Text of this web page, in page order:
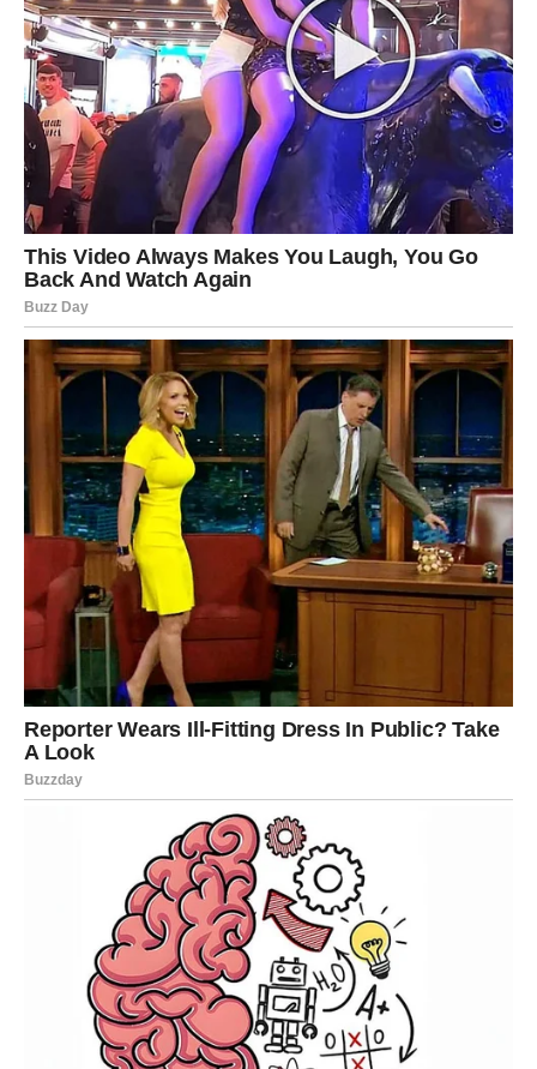
razmišljali o privatnom poslu mogli bi upravo sada
napraviti prvi veliki korak.
Na emotivnom planu dolazi pravo osveženje.
Slobodni Bikovi upoznaju osobu koja ih neće ostaviti
ravnodušnim. Ovo neće biti prolazna simpatija već odnos
koji ima potencijal da traje.
Zauzeti Bikovi rešavaju stare nesporazume. Partner
pokazuje više pažnje, a odnos postaje stabilniji nego
ikada.
Jul vam vraća veru u to da se dobro uvek isplati.
LAV – Sudbina vam sprema
trenutak koji ćete pamtiti
godinama
Lavovi ulaze u jedan od najvažnijih perioda ove godine.
Već dugo osećate da ste spremni za nešto veliko, ali kao
da vas je nešto stalno zaustavljalo. Jul uklanja prepreke
koje su vas sputavale.
Mnogi Lavovi će dobiti priliku o kojoj su dugo maštali.
Može se raditi o novom poslu, velikom projektu, odlasku
na put ili poznanstvu koje menja život.
Posebno će biti naglašena vaša harizma.
Ljudi će želeti da budu u vašem društvu, slušaće vaše